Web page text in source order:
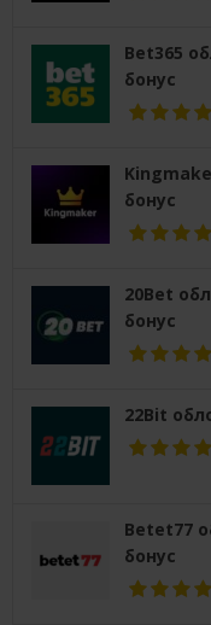
Bet365
бонус
бонус
20Bet
бонус
22Bit
Betet77
бонус